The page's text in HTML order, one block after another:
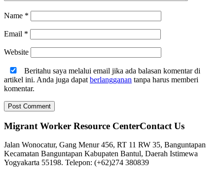
Name *
Email *
Website
Beritahu saya melalui email jika ada balasan komentar di
artikel ini. Anda juga dapat berlangganan tanpa harus memberi
komentar.
Migrant Worker Resource CenterContact Us
Jalan Wonocatur, Gang Menur 456, RT 11 RW 35, Banguntapan
Kecamatan Banguntapan Kabupaten Bantul, Daerah Istimewa
Yogyakarta 55198. Telepon: (+62)274 380839